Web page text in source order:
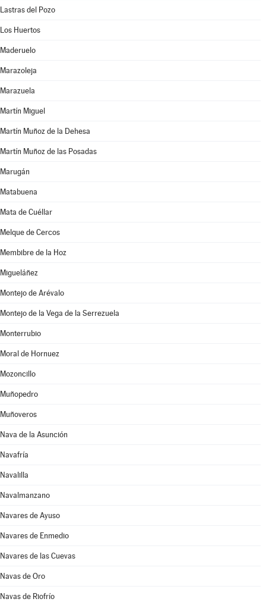
Lastras del Pozo
Los Huertos
Maderuelo
Marazoleja
Marazuela
Martín Miguel
Martín Muñoz de la Dehesa
Martín Muñoz de las Posadas
Marugán
Matabuena
Mata de Cuéllar
Melque de Cercos
Membibre de la Hoz
Migueláñez
Montejo de Arévalo
Montejo de la Vega de la Serrezuela
Monterrubio
Moral de Hornuez
Mozoncillo
Muñopedro
Muñoveros
Nava de la Asunción
Navafría
Navalilla
Navalmanzano
Navares de Ayuso
Navares de Enmedio
Navares de las Cuevas
Navas de Oro
Navas de Riofrío